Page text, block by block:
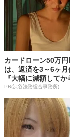
カードローン50万円
は、返済を3～6ヶ
『大幅に減額して
PR(渋谷法務総合事務所)